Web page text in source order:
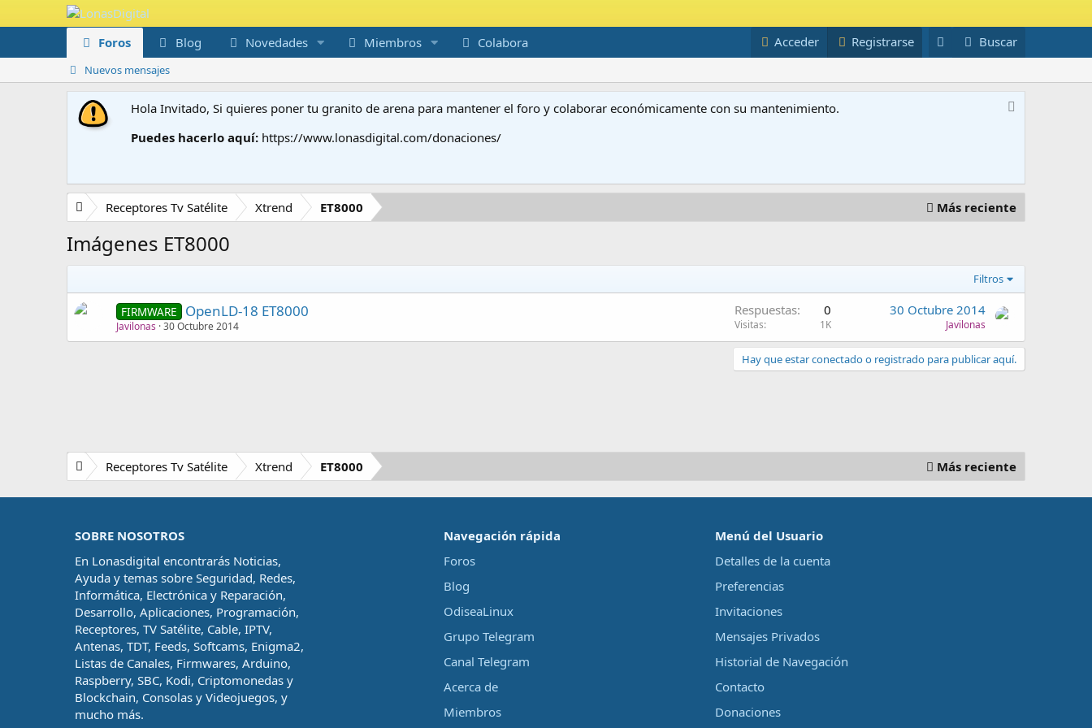
Foros Blog Novedades Miembros Colabora Acceder Registrarse Buscar
Nuevos mensajes
Hola Invitado, Si quieres poner tu granito de arena para mantener el foro y colaborar económicamente con su mantenimiento.
Puedes hacerlo aquí: https://www.lonasdigital.com/donaciones/
Receptores Tv Satélite Xtrend ET8000 Más reciente
Imágenes ET8000
Filtros
FIRMWARE OpenLD-18 ET8000
Javilonas 30 Octubre 2014
Respuestas 0
Visitas 1K
30 Octubre 2014
Javilonas
Hay que estar conectado o registrado para publicar aquí.
Receptores Tv Satélite Xtrend ET8000 Más reciente
SOBRE NOSOTROS
En Lonasdigital encontrarás Noticias,
Ayuda y temas sobre Seguridad, Redes,
Informática, Electrónica y Reparación,
Desarrollo, Aplicaciones, Programación,
Receptores, TV Satélite, Cable, IPTV,
Antenas, TDT, Feeds, Softcams, Enigma2,
Listas de Canales, Firmwares, Arduino,
Raspberry, SBC, Kodi, Criptomonedas y
Blockchain, Consolas y Videojuegos, y
mucho más.
‎Navegación rápida‎
Foros
Blog
OdiseaLinux
Grupo Telegram
Canal Telegram
Acerca de
Miembros
Menú del Usuario
Detalles de la cuenta
Preferencias
Invitaciones
Mensajes Privados
Historial de Navegación
Contacto
Donaciones